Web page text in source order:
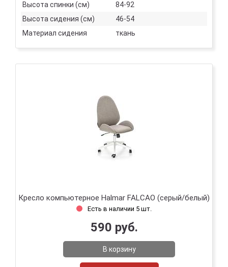
Высота спинки (см)
84-92
Высота сидения (см)
46-54
Материал сидения
ткань
Кресло компьютерное Halmar FALCAO (серый/белый)
Есть в наличии 5 шт.
590 руб.
В корзину